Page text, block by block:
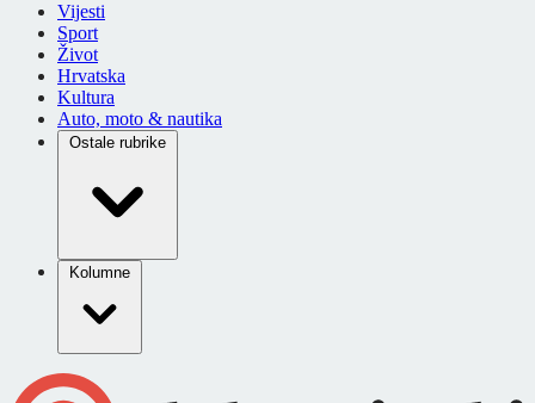
Vijesti
Sport
Život
Hrvatska
Kultura
Auto, moto & nautika
Ostale rubrike
Kolumne